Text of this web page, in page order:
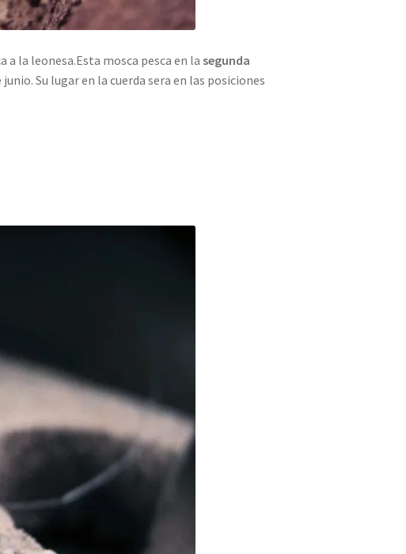
a la leonesa.Esta mosca pesca en lasegunda
Su lugar en la cuerda sera en las posiciones